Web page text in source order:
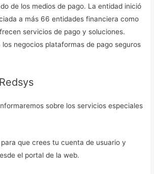
de los medios de pago. La entidad inició
a más 66 entidades financiera como
servicios de pago y soluciones.
negocios plataformas de pago seguros
sobre los servicios especiales
que crees tu cuenta de usuario y
el portal de la web.